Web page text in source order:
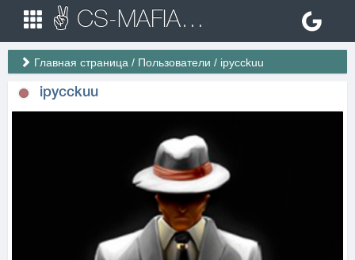
✌ CS-MAFIA.RU ✌ Игровые сервера Counter Strike 1.6
Главная страница / Пользователи / ipycckuu
ipycckuu